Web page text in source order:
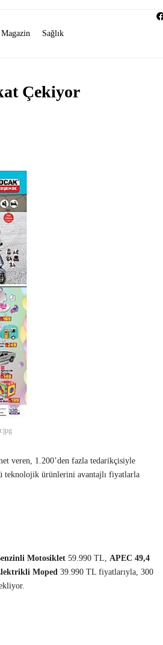
Magazin Sağlık
Çekiyor
veren, 1.200’den fazla tedarikçisiyle
teknolojik ürünlerini avantajlı fiyatlarla
Motosiklet 59.990 TL, APEC 49,4
Moped 39.990 TL fiyatlarıyla, 300